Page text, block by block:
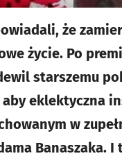
że
życie. Po
starszemu
eklektyczna
w
Banaszaka. I